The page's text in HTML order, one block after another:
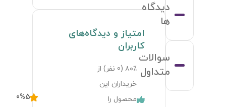
دیدگاه
ها
سوالات
متداول
امتیاز و دیدگاه‌های
کاربران
۸۰٪ ( 0 نفر) از
خریداران این
محصول را
5
0%